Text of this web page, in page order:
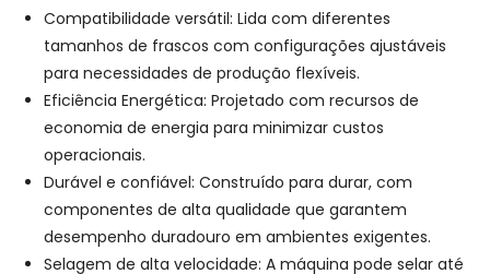
Compatibilidade versátil: Lida com diferentes
tamanhos de frascos com configurações ajustáveis ​​
para necessidades de produção flexíveis.
Eficiência Energética: Projetado com recursos de
economia de energia para minimizar custos
operacionais.
Durável e confiável: Construído para durar, com
componentes de alta qualidade que garantem
desempenho duradouro em ambientes exigentes.
Selagem de alta velocidade: A máquina pode selar até